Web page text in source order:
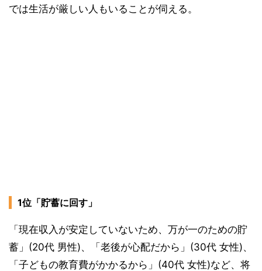
では生活が厳しい人もいることが伺える。
1位「貯蓄に回す」
「現在収入が安定していないため、万が一のための貯
蓄」(20代 男性)、「老後が心配だから」(30代 女性)、
「子どもの教育費がかかるから」(40代 女性)など、将